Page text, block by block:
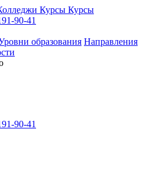
Курсы Курсы
90-41
образования Направления
90-41